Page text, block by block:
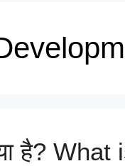
है?